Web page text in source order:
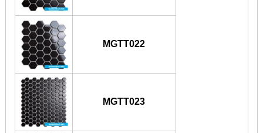
MGTT022
MGTT023